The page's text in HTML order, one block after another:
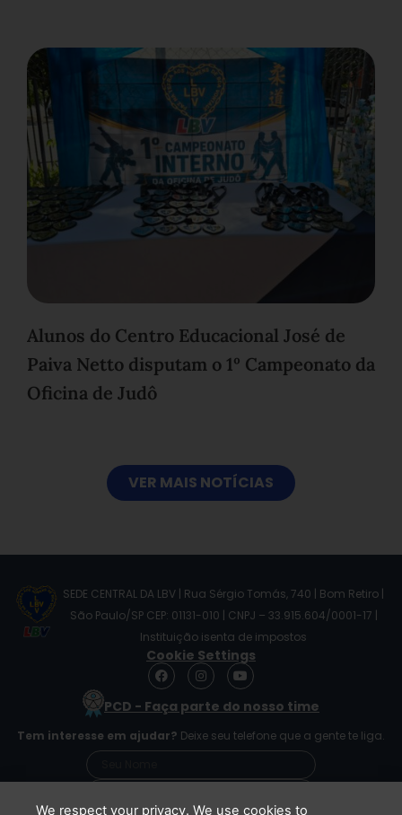
Alunos do Centro Educacional José de
Paiva Netto disputam o 1º Campeonato da
Oficina de Judô
VER MAIS NOTÍCIAS
SEDE CENTRAL DA LBV | Rua Sérgio Tomás, 740 | Bom Retiro |
São Paulo/SP CEP: 01131-010 | CNPJ – 33.915.604/0001-17 |
Instituição isenta de impostos
Cookie Settings
F
a
e
o
o
I
n
s
t
g
r
m
Y
o
t
b
e
PCD - Faça parte do nosso time
Tem interesse em ajudar? Deixe seu telefone que a gente te liga.
We respect your privacy. We use cookies to